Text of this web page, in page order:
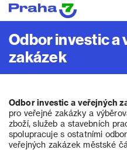
Odbor investic a
zakázek
Odbor investic a veřejných
pro veřejné zakázky a
zboží, služeb a stavebních
spolupracuje s ostatními
veřejných zakázek městské